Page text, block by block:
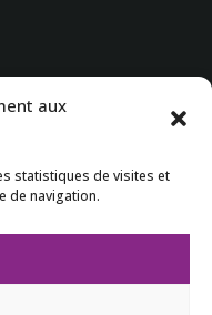
aux
statistiques de visites et
de navigation.